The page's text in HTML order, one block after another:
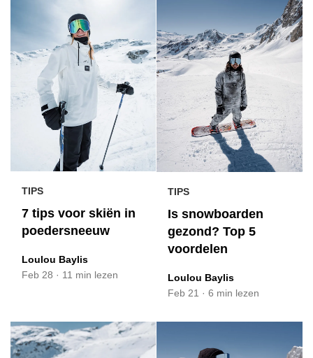
TIPS
7 tips voor skiën in
poedersneeuw
Loulou Baylis
Feb 28 · 11 min lezen
TIPS
Is snowboarden
gezond? Top 5
voordelen
Loulou Baylis
Feb 21 · 6 min lezen